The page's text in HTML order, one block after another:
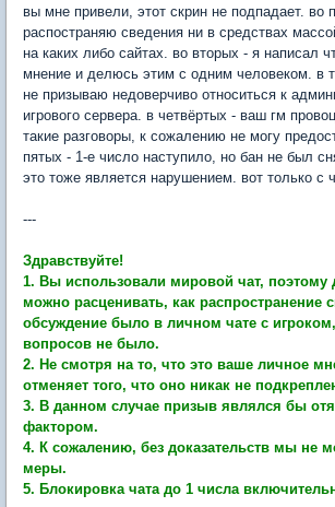
вы мне привели, этот скрин не подпадает. во
распостраняю сведения ни в средствах
на каких либо сайтах. во вторых - я написал
мнение и делюсь этим с одним человеком. в
не призываю недоверчиво относиться к
игрового сервера. в четвёртых - ваш гм
такие разговоры, к сожалению не могу
пятых - 1-е число наступило, но бан не был
это тоже является нарушением. вот только с
---
Здравствуйте!
1. Вы использовали мировой чат, поэтому
можно расценивать, как распространение
обсуждение было в личном чате с
вопросов не было.
2. Не смотря на то, что это ваше личное
отменяет того, что оно никак не
3. В данном случае призыв являлся бы
фактором.
4. К сожалению, без доказательств мы не
меры.
5. Блокировка чата до 1 числа